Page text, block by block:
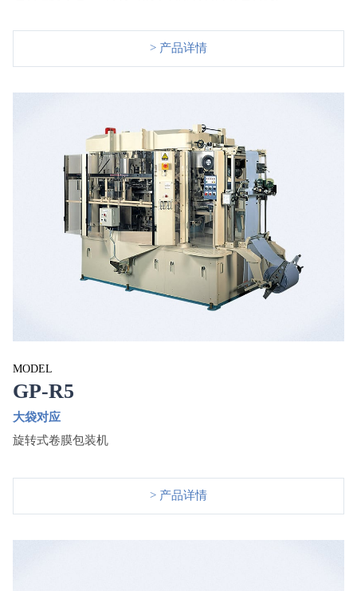
> 产品详情
MODEL
GP-R5
大袋对应
旋转式卷膜包装机
> 产品详情